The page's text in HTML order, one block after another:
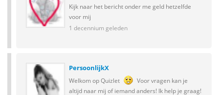
Kijk naar het bericht onder me geld hetzelfde
voor mij
1 decennium geleden
PersoonlijkX
Welkom op Quizlet
Voor vragen kan je
altijd naar mij of iemand anders! Ik help je graag!